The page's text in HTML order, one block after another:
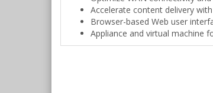
Accelerate content delivery
Browser-based Web user
Appliance and virtual machine